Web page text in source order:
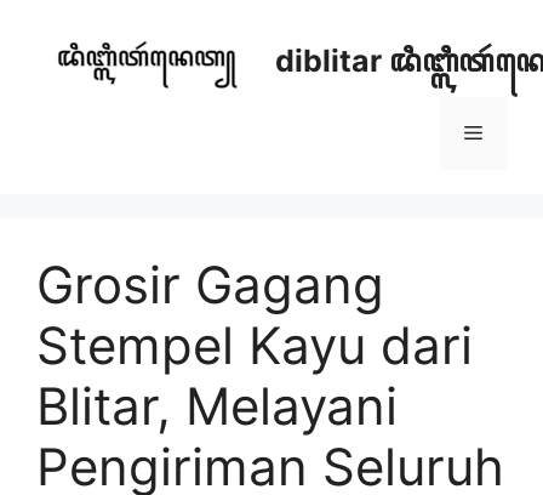
content
diblitar
Menu
Grosir Gagang
Stempel Kayu dari
Blitar, Melayani
Pengiriman Seluruh